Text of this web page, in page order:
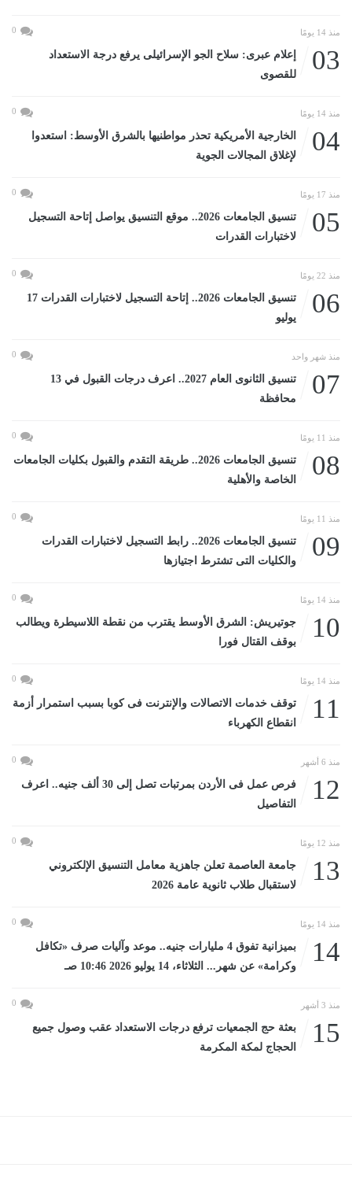
منذ 14 يومًا 0
03
إعلام عبرى: سلاح الجو الإسرائيلى يرفع درجة الاستعداد
للقصوى
منذ 14 يومًا 0
04
الخارجية الأمريكية تحذر مواطنيها بالشرق الأوسط: استعدوا
لإغلاق المجالات الجوية
منذ 17 يومًا 0
05
تنسيق الجامعات 2026.. موقع التنسيق يواصل إتاحة التسجيل
لاختبارات القدرات
منذ 22 يومًا 0
06
تنسيق الجامعات 2026.. إتاحة التسجيل لاختبارات القدرات 17
يوليو
منذ شهر واحد 0
07
تنسيق الثانوى العام 2027.. اعرف درجات القبول في 13
محافظة
منذ 11 يومًا 0
08
تنسيق الجامعات 2026.. طريقة التقدم والقبول بكليات الجامعات
الخاصة والأهلية
منذ 11 يومًا 0
09
تنسيق الجامعات 2026.. رابط التسجيل لاختبارات القدرات
والكليات التى تشترط اجتيازها
منذ 14 يومًا 0
10
جوتيريش: الشرق الأوسط يقترب من نقطة اللاسيطرة ويطالب
بوقف القتال فورا
منذ 14 يومًا 0
11
توقف خدمات الاتصالات والإنترنت فى كوبا بسبب استمرار أزمة
انقطاع الكهرباء
منذ 6 أشهر 0
12
فرص عمل فى الأردن بمرتبات تصل إلى 30 ألف جنيه.. اعرف
التفاصيل
منذ 12 يومًا 0
13
جامعة العاصمة تعلن جاهزية معامل التنسيق الإلكتروني
لاستقبال طلاب ثانوية عامة 2026
منذ 14 يومًا 0
14
بميزانية تفوق 4 مليارات جنيه.. موعد وآليات صرف «تكافل
وكرامة» عن شهر... الثلاثاء، 14 يوليو 2026 10:46 صـ
منذ 3 أشهر 0
15
بعثة حج الجمعيات ترفع درجات الاستعداد عقب وصول جميع
الحجاج لمكة المكرمة